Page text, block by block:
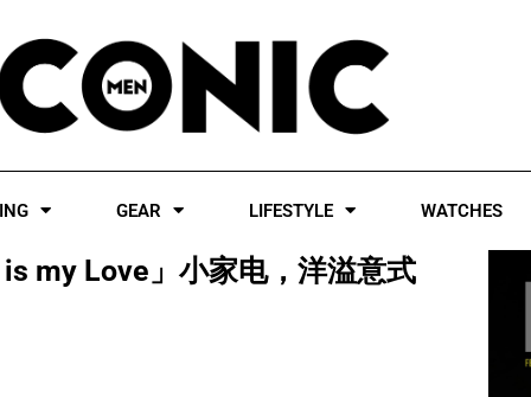
GEAR LIFESTYLE WATCHES
my Love」小家电，洋溢意式